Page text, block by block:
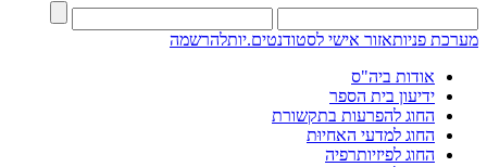
מערכת פניותאזור אישי לסטודנטים.יותלהרשמה
אודות ביה"ס
ידיעון בית הספר
החוג להפרעות בתקשורת
החוג למדעי האחיוּת
החוג לפיזיותרפיה